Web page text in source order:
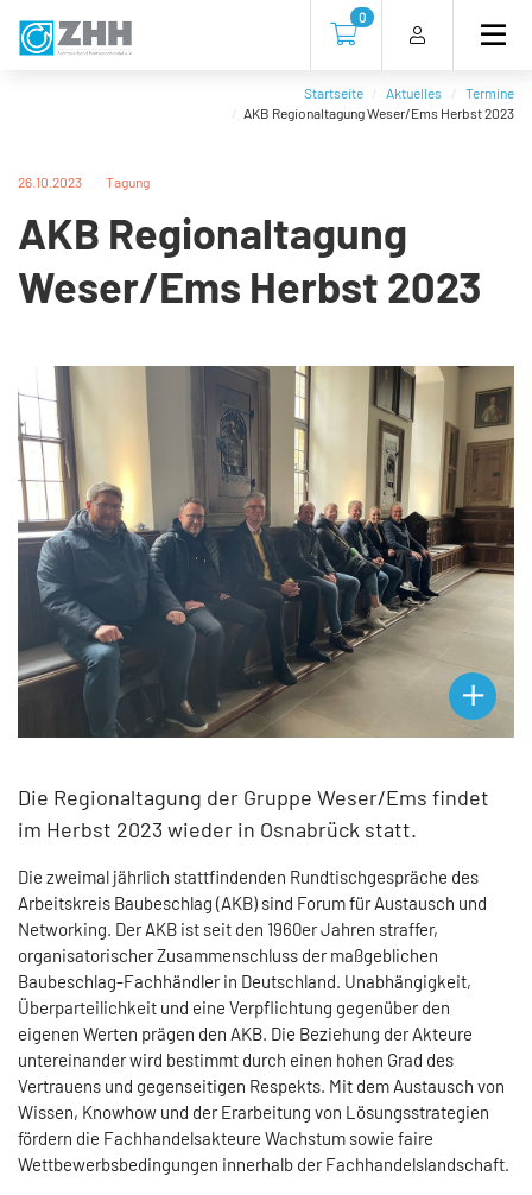
zum
zum
zur
zum
0
Zur Kasse gehen (0
Startseite Aktuelles
Termine
AKB Regionaltagung Weser/Ems Herbst 2023
26.10.2023 Tagung
AKB Regionaltagung
Weser/Ems Herbst 2023
Die Regionaltagung der Gruppe Weser/Ems findet
im Herbst 2023 wieder in Osnabrück statt.
Die zweimal jährlich stattfindenden Rundtischgespräche des
Arbeitskreis Baubeschlag (AKB) sind Forum für Austausch und
Networking. Der AKB ist seit den 1960er Jahren straffer,
organisatorischer Zusammenschluss der maßgeblichen
Baubeschlag-Fachhändler in Deutschland. Unabhängigkeit,
Überparteilichkeit und eine Verpflichtung gegenüber den
eigenen Werten prägen den AKB. Die Beziehung der Akteure
untereinander wird bestimmt durch einen hohen Grad des
Vertrauens und gegenseitigen Respekts. Mit dem Austausch von
Wissen, Knowhow und der Erarbeitung von Lösungsstrategien
fördern die Fachhandelsakteure Wachstum sowie faire
Wettbewerbsbedingungen innerhalb der Fachhandelslandschaft.